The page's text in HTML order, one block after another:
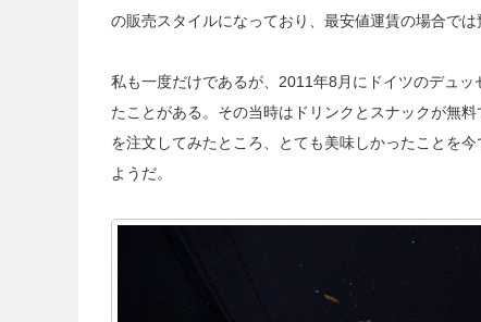
の販売スタイルになっており、最安値運賃の場合で
私も一度だけであるが、2011年8月にドイツのデュ
たことがある。その当時はドリンクとスナックが無
を注文してみたところ、とても美味しかったことを
ようだ。